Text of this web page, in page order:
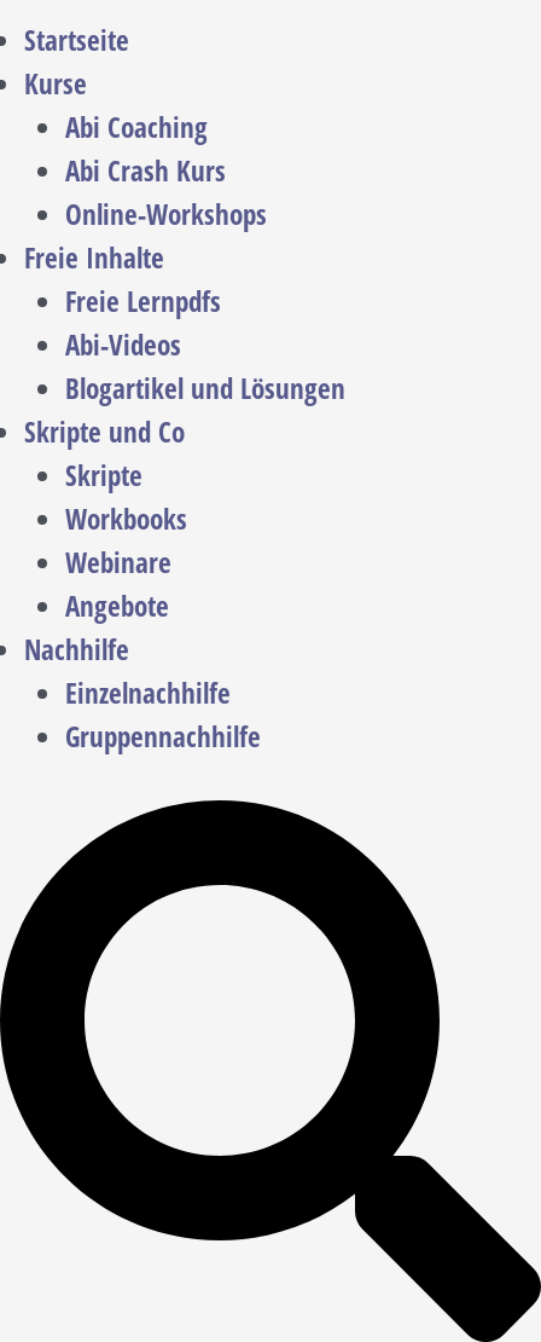
Startseite
Kurse
Abi Coaching
Abi Crash Kurs
Online-Workshops
Freie Inhalte
Freie Lernpdfs
Abi-Videos
Blogartikel und Lösungen
Skripte und Co
Skripte
Workbooks
Webinare
Angebote
Nachhilfe
Einzelnachhilfe
Gruppennachhilfe